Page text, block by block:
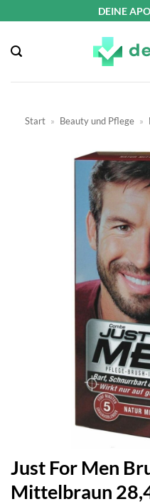
springen
DEINE
Start » Beauty und Pflege »
Just For Men
Mittelbraun